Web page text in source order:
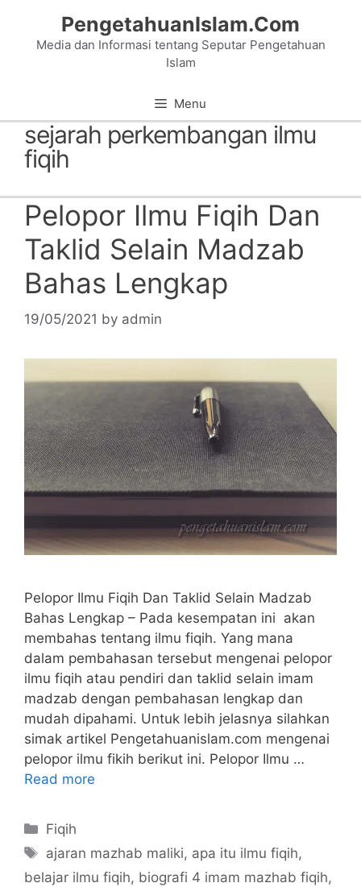
content
PengetahuanIslam.Com
Media dan Informasi tentang Seputar Pengetahuan
Islam
Menu
sejarah perkembangan ilmu
fiqih
Pelopor Ilmu Fiqih Dan
Taklid Selain Madzab
Bahas Lengkap
19/05/2021 by admin
Pelopor Ilmu Fiqih Dan Taklid Selain Madzab
Bahas Lengkap – Pada kesempatan ini akan
membahas tentang ilmu fiqih. Yang mana
dalam pembahasan tersebut mengenai pelopor
ilmu fiqih atau pendiri dan taklid selain imam
madzab dengan pembahasan lengkap dan
mudah dipahami. Untuk lebih jelasnya silahkan
simak artikel Pengetahuanislam.com mengenai
pelopor ilmu fikih berikut ini. Pelopor Ilmu …
Read more
Categories
Fiqih
Tags
ajaran mazhab maliki, apa itu ilmu fiqih,
belajar ilmu fiqih, biografi 4 imam mazhab fiqih,